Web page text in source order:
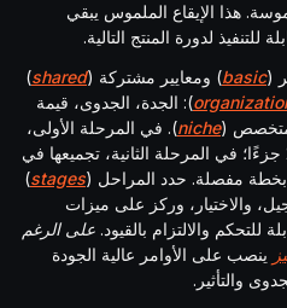
5 اتجاهات ملموسة. هذا الإيقاع الملموس يبقي
لدورة المنتج التالية.
(
basic) ومعايير مشتركة (shared
)
): الجدة، الجدوى، قيمة
(
niche). في المرحلة الأولى،
نماذج OpenAI لتوليد 25 جزءًا؛ في المرحلة الثانية، تجميعها في
stages
)
والاختيار، وركز على ميزات
للتحكم والالتزام بالقيود. على الرغم
ينصب على الأوامر عالية الجودة
والتأثير.